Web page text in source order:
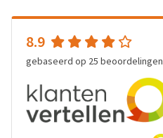
8.9
gebaseerd op 25 beoordelingen